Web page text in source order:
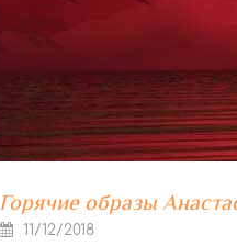
Горячие образы
11/12/2018